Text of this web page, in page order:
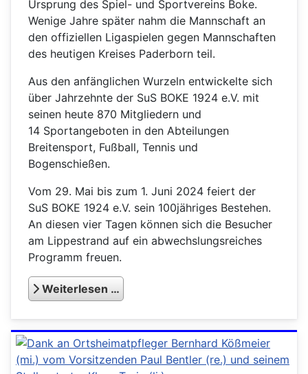
Ursprung des Spiel- und Sportvereins Boke.
Wenige Jahre später nahm die Mannschaft an
den offiziellen Ligaspielen gegen Mannschaften
des heutigen Kreises Paderborn teil.
Aus den anfänglichen Wurzeln entwickelte sich
über Jahrzehnte der SuS BOKE 1924 e.V. mit
seinen heute 870 Mitgliedern und
14 Sportangeboten in den Abteilungen
Breitensport, Fußball, Tennis und
Bogenschießen.
Vom 29. Mai bis zum 1. Juni 2024 feiert der
SuS BOKE 1924 e.V. sein 100jähriges Bestehen.
An diesen vier Tagen können sich die Besucher
am Lippestrand auf ein abwechslungsreiches
Programm freuen.
Weiterlesen …